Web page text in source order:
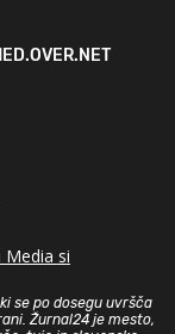
Media si
se po dosegu uvršča
Žurnal24 je mesto,